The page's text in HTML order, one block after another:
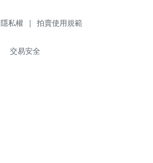
隱私權 | 拍賣使用規範
交易安全